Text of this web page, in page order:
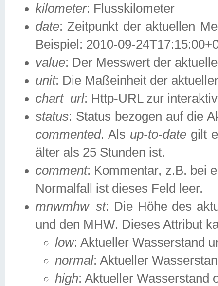
kilometer: Flusskilometer
date: Zeitpunkt der aktuellen
Beispiel: 2010-09-
value: Der Messwert der
unit: Die Maßeinheit der
chart_url: Http-URL zur
status: Status bezogen auf die
commented. Als up-to-date gilt
älter als 25 Stunden ist.
comment: Kommentar, z.B. bei
Normalfall ist dieses Feld leer.
mnwmhw_st: Die Höhe des
und den MHW. Dieses Attribut
low: Aktueller Wasserstand
normal: Aktueller
high: Aktueller Wasserstand